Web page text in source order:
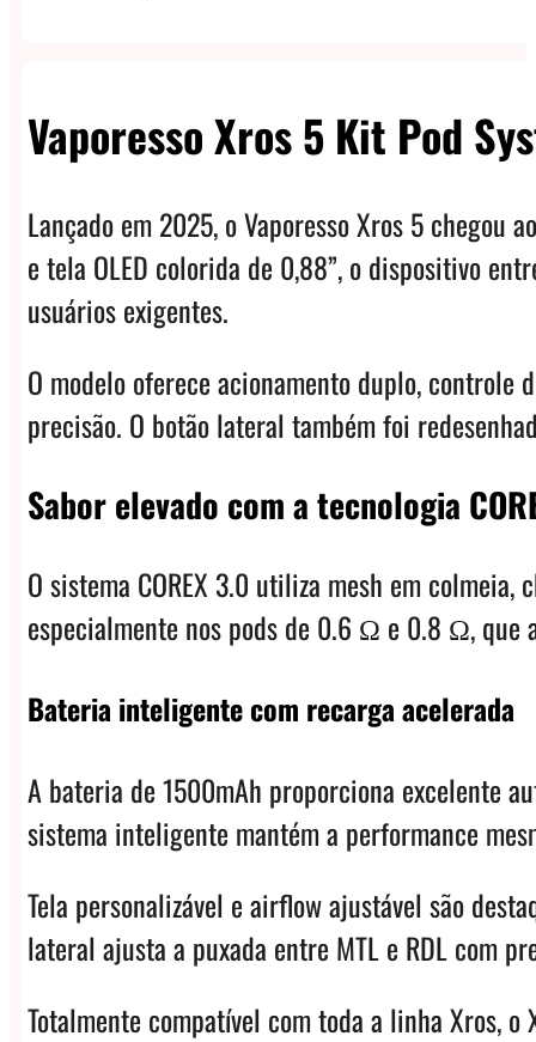
Vaporesso Xros 5 Kit Pod
Lançado em 2025, o Vaporesso Xros 5 chegou
e tela OLED colorida de 0,88”, o dispositivo
usuários exigentes.
O modelo oferece acionamento duplo,
precisão. O botão lateral também foi
Sabor elevado com a tecnologia
O sistema COREX 3.0 utiliza mesh em
especialmente nos pods de 0.6 Ω e 0.8 Ω, que
Bateria inteligente com recarga acelerada
A bateria de 1500mAh proporciona excelente
sistema inteligente mantém a performance
Tela personalizável e airflow ajustável são
lateral ajusta a puxada entre MTL e RDL com
Totalmente compatível com toda a linha Xros,